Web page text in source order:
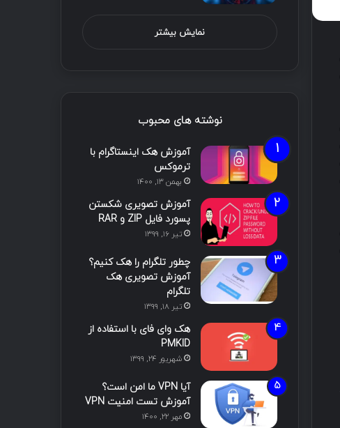
نمایش بیشتر
نوشته های محبوب
آموزش هک اینستاگرام با
ترموکس
بهمن ۱۳, ۱۴۰۰
آموزش تصویری شکستن
پسورد فایل ZIP و RAR
تیر ۱۶, ۱۳۹۹
چطور تلگرام را هک کنیم؟
آموزش تصویری هک
تلگرام
تیر ۱۸, ۱۳۹۹
هک وای فای با استفاده از
PMKID
شهریور ۲۴, ۱۳۹۹
آیا VPN ما امن است؟
آموزش تست امنیت VPN
مهر ۲۲, ۱۴۰۰